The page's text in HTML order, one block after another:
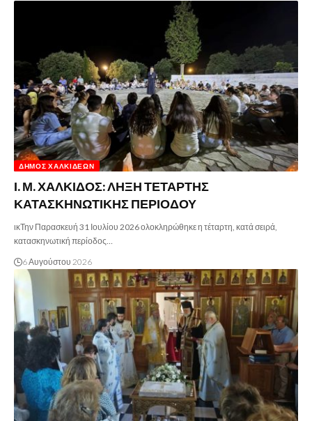
ΔΉΜΟΣ ΧΑΛΚΙΔΈΩΝ
Ι. Μ. ΧΑΛΚΙΔΟΣ: ΛΗΞΗ ΤΕΤΑΡΤΗΣ
ΚΑΤΑΣΚΗΝΩΤΙΚΗΣ ΠΕΡΙΟΔΟΥ
ικΤην Παρασκευή 31 Ιουλίου 2026 ολοκληρώθηκε η τέταρτη, κατά σειρά,
κατασκηνωτική περίοδος…
6 Αυγούστου 2026